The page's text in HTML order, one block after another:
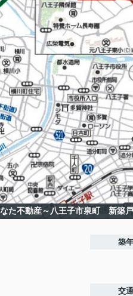
た不動産～八王子市泉町 新築
築年
交通